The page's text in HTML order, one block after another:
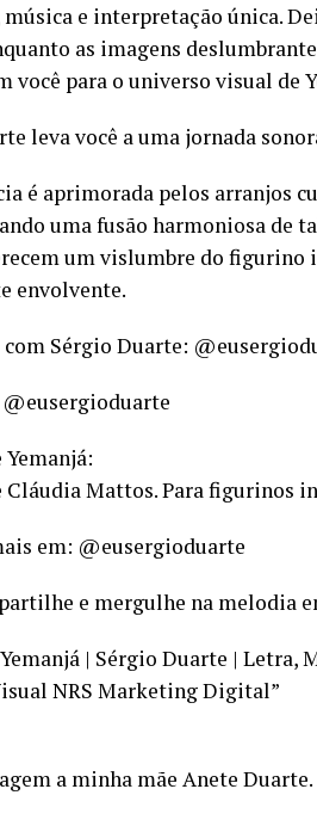
música e interpretação única.
as imagens
você para o universo visual de
leva você a uma jornada
é aprimorada pelos arranjos
uma fusão harmoniosa de
um vislumbre do figurino
envolvente.
com Sérgio Duarte:
Cláudia Mattos. Para figurinos
em: @eusergioduarte
e mergulhe na melodia
Yemanjá | Sérgio Duarte |
NRS Marketing Digital”
a minha mãe Anete Duarte.